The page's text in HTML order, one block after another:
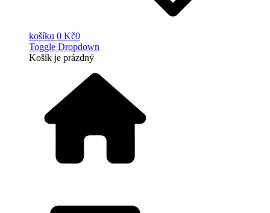
košíku 0 Kč0
Toggle Dropdown
Košík je prázdný